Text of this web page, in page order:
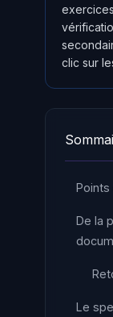
clic sur
Points
De la
Le